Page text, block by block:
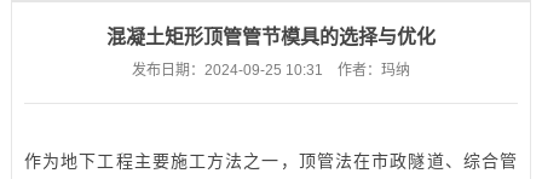
混凝土矩形顶管管节模具的选择与优化
发布日期：2024-09-25 10:31 作者：玛纳
作为地下工程主要施工方法之一，顶管法在市政隧道、综合管